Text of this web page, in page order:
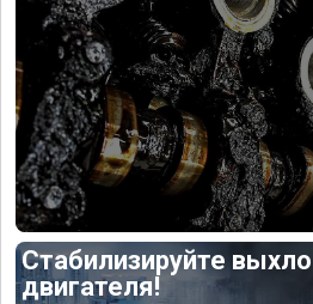
Стабилизируйте
двигателя!